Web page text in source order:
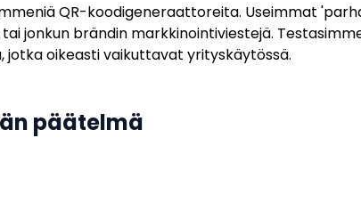
QR-koodigeneraattoreita. Useimmat
jonkun brändin markkinointiviestejä.
jotka oikeasti vaikuttavat yrityskäytössä.
päätelmä